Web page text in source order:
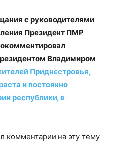
с руководителями
Президент ПМР
Владимиром
Приднестровья,
и постоянно
республики, в
комментарии на эту тему